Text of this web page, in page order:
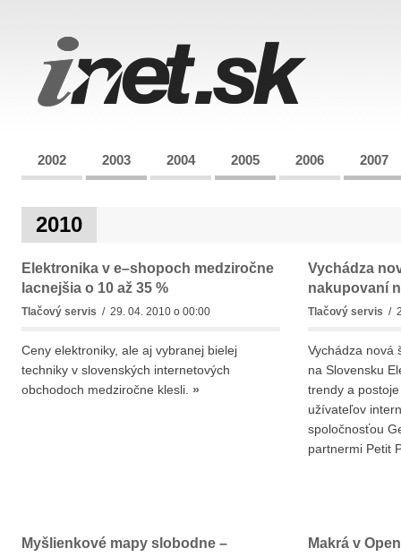
2002 2003 2004 2005 2006 2007
2010
Elektronika v e–shopoch medziročne
lacnejšia o 10 až 35 %
Tlačový servis / 29. 04. 2010 o 00:00
Ceny elektroniky, ale aj vybranej bielej
techniky v slovenských internetových
obchodoch medziročne klesli. »
Vychádza
nakupovaní
Tlačový servis /
Vychádza nová
na Slovensku
trendy a
užívateľov
spoločnosťou
partnermi Petit
Myšlienkové mapy slobodne –
Makrá v